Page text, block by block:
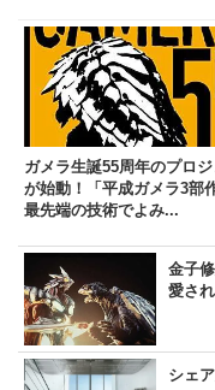
ガメラ生誕55周年のプロジ
が始動！「平成ガメラ3部
最先端の技術でよみ...
金子
愛さ
シェ